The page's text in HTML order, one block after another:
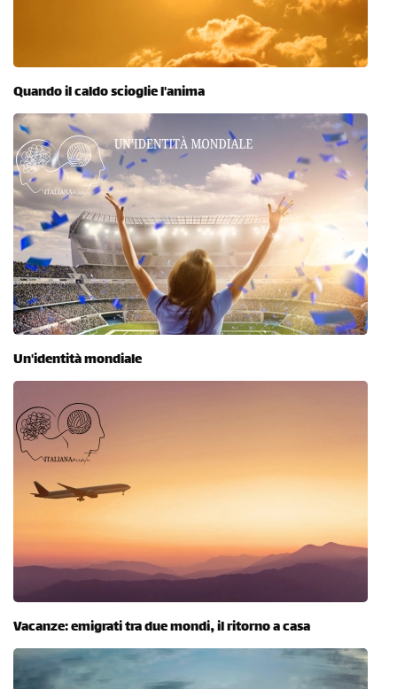
Quando il caldo scioglie l'anima
Un'identità mondiale
Vacanze: emigrati tra due mondi, il ritorno a casa